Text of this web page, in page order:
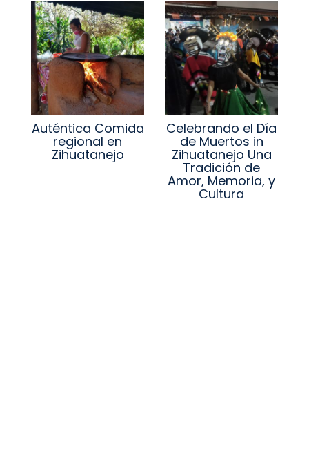
Auténtica Comida
regional en
Zihuatanejo
Celebrando el Día
de Muertos in
Zihuatanejo Una
Tradición de
Amor, Memoria, y
Cultura